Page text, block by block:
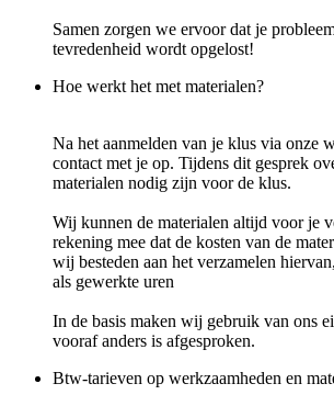
Samen zorgen we ervoor dat je
tevredenheid wordt opgelost!
Hoe werkt het met materialen?
Na het aanmelden van je klus via onze
contact met je op. Tijdens dit gesprek
materialen nodig zijn voor de klus.
Wij kunnen de materialen altijd voor je
rekening mee dat de kosten van de
wij besteden aan het verzamelen
als gewerkte uren
In de basis maken wij gebruik van ons
vooraf anders is afgesproken.
Btw-tarieven op werkzaamheden en